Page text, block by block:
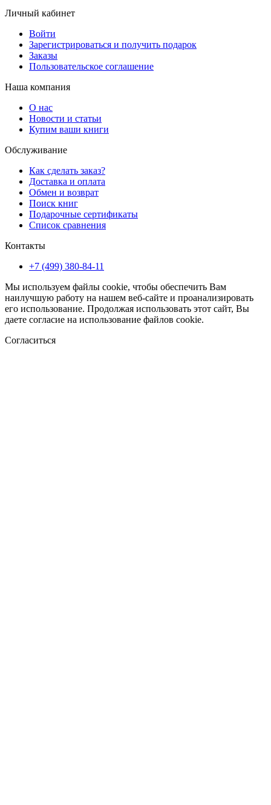
Личный кабинет
Войти
Зарегистрироваться и получить подарок
Заказы
Пользовательское соглашение
Наша компания
О нас
Новости и статьи
Купим ваши книги
Обслуживание
Как сделать заказ?
Доставка и оплата
Обмен и возврат
Поиск книг
Подарочные сертификаты
Список сравнения
Контакты
+7 (499) 380-84-11
Мы используем файлы cookie, чтобы обеспечить Вам
наилучшую работу на нашем веб-сайте и проанализировать
его использование. Продолжая использовать этот сайт, Вы
даете согласие на использование файлов cookie.
Согласиться